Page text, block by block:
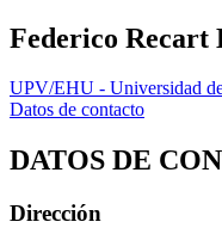
Federico Recart
UPV/EHU - Universidad
Datos de contacto
DATOS DE
Dirección